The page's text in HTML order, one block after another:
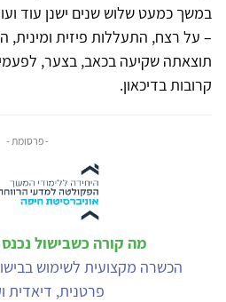
במשך כמעט שלוש שנים ישנן עוד
– על רצח, התעללות פיזית
תוצאתה שקיעה בכאב, בצער,
קרובות בדיכאון.
- פרסומת -
מה קורה כשבישול
הכשרה מקצועית לשימוש
פרטנית, דיאדית